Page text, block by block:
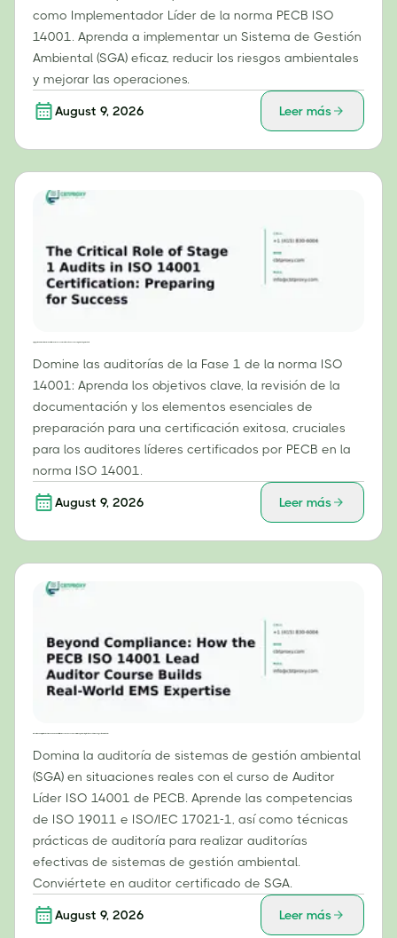
como Implementador Líder de la norma PECB ISO
14001. Aprenda a implementar un Sistema de Gestión
Ambiental (SGA) eficaz, reducir los riesgos ambientales
y mejorar las operaciones.
August 9, 2026 Leer más
Domine las auditorías de la Fase 1 de la norma ISO
14001: Aprenda los objetivos clave, la revisión de la
documentación y los elementos esenciales de
preparación para una certificación exitosa, cruciales
para los auditores líderes certificados por PECB en la
norma ISO 14001.
August 9, 2026 Leer más
Domina la auditoría de sistemas de gestión ambiental
(SGA) en situaciones reales con el curso de Auditor
Líder ISO 14001 de PECB. Aprende las competencias
de ISO 19011 e ISO/IEC 17021-1, así como técnicas
prácticas de auditoría para realizar auditorías
efectivas de sistemas de gestión ambiental.
Conviértete en auditor certificado de SGA.
August 9, 2026 Leer más